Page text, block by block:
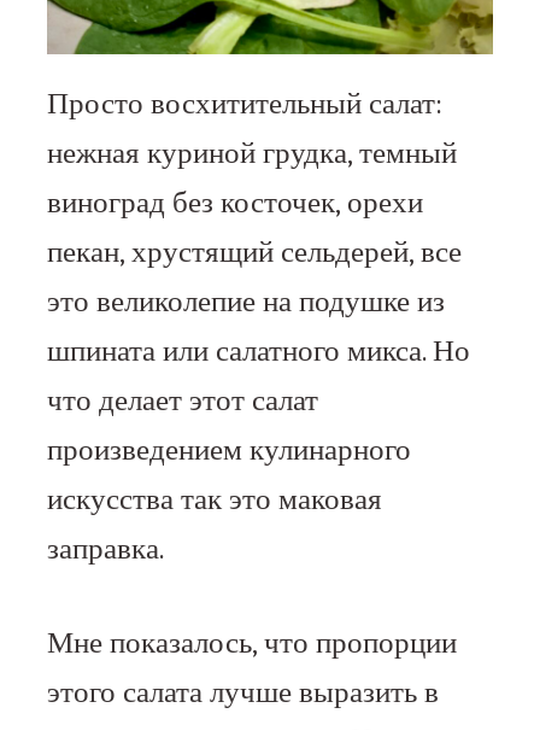
Просто восхитительный салат:
нежная куриной грудка, темный
виноград без косточек, орехи
пекан, хрустящий сельдерей, все
это великолепие на подушке из
шпината или салатного микса. Но
что делает этот салат
произведением кулинарного
искусства так это маковая
заправка.
Мне показалось, что пропорции
этого салата лучше выразить в